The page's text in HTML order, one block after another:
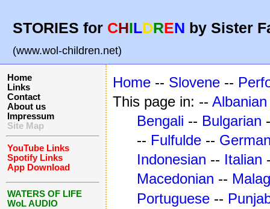
STORIES for CHILDREN by Sister
(www.wol-children.net)
Home
Links
Contact
About us
Impressum
Site Map
YouTube Links
Spotify Links
App Download
WATERS OF LIFE
WoL AUDIO
Home -- Slovene --
This page in: -- Albanian
Bengali -- Bulgarian
-- Fulfulde --
Indonesian -- Italian
Macedonian --
Portuguese --